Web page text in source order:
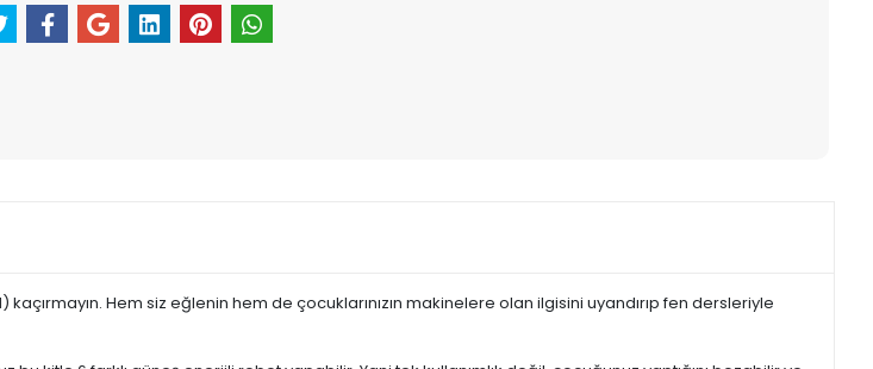
Hem siz eğlenin hem de çocuklarınızın makinelere olan ilgisini uyandırıp fen dersleriyle